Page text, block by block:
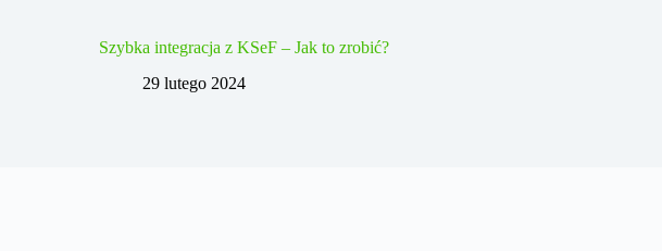
Szybka integracja z KSeF – Jak to zrobić?
29 lutego 2024